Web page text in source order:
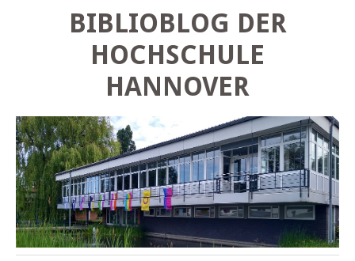
BIBLIOBLOG DER
HOCHSCHULE
HANNOVER